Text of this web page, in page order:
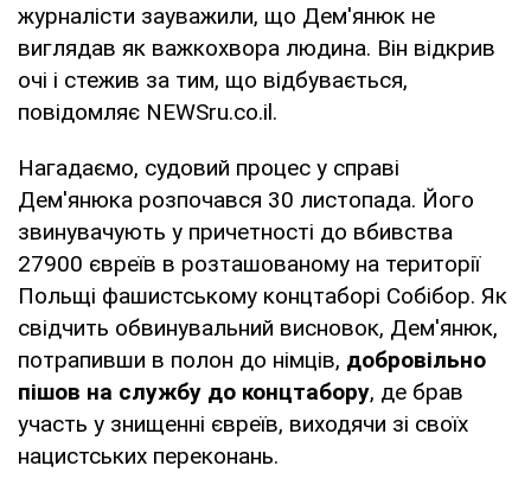
журналісти зауважили, що Дем'янюк не
виглядав як важкохвора людина. Він відкрив
очі і стежив за тим, що відбувається,
повідомляє NEWSru.co.il.
Нагадаємо, судовий процес у справі
Дем'янюка розпочався 30 листопада. Його
звинувачують у причетності до вбивства
27900 євреїв в розташованому на території
Польщі фашистському концтаборі Собібор. Як
свідчить обвинувальний висновок, Дем'янюк,
потрапивши в полон до німців, добровільно
пішов на службу до концтабору, де брав
участь у знищенні євреїв, виходячи зі своїх
нацистських переконань.